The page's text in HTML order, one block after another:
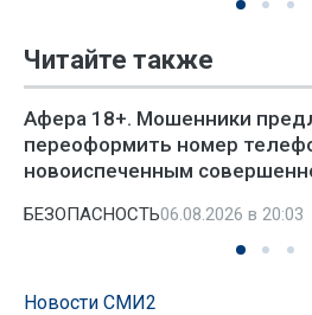
Читайте также
Афера 18+. Мошенники
переоформить номер
новоиспеченным
БЕЗОПАСНОСТЬ06.08.2026 в 20:03
Новости СМИ2